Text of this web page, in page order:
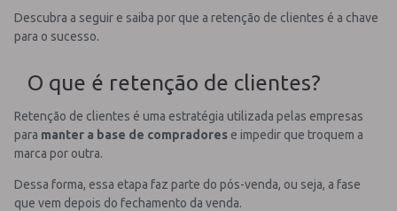
Descubra a seguir e saiba por que a retenção de clientes é a chave
para o sucesso.
O que é retenção de clientes?
Retenção de clientes é uma estratégia utilizada pelas empresas
para manter a base de compradores e impedir que troquem a
marca por outra.
Dessa forma, essa etapa faz parte do pós-venda, ou seja, a fase
que vem depois do fechamento da venda.